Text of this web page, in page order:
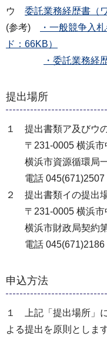
ウ 委託業務経歴書（
(参考)
・一般競争入
ド：66KB）
・委託業務経
提出場所
１ 提出書類ア及びウ
〒231-0005 横浜市
横浜市資源循環局一
電話 045(671)2507
２ 提出書類イの提出
〒231-0005 横浜市
横浜市財政局契約第
電話 045(671)2186
申込方法
１ 上記「提出場所」
よる提出を原則とします